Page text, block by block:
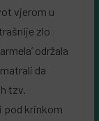
vjerom u
zlo
održala
da
tzv.
pod krinkom